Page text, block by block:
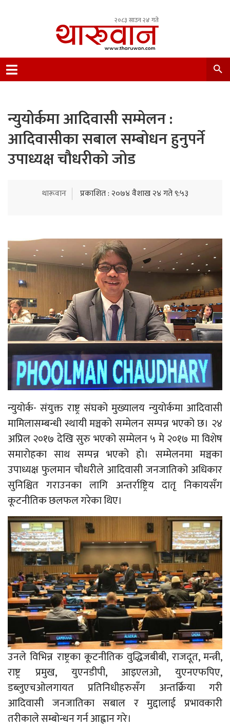
२०८३ साउन २४ गते
Nepal.
न्युयोर्कमा आदिवासी सम्मेलन :
आदिवासीका सबाल सम्बोधन हुनुपर्ने
उपाध्यक्ष चौधरीको जोड
थारूवान प्रकाशित : २०७४ वैशाख २४ गते ९:५३
न्युयोर्क- संयुक्त राष्ट्र संघको मुख्यालय न्युयोर्कमा आदिवासी
मामिलासम्बन्धी स्थायी मञ्चको सम्मेलन सम्पन्न भएको छ। २४
अप्रिल २०१७ देखि सुरु भएको सम्मेलन ५ मे २०१७ मा विशेष
समारोहका साथ सम्पन्न भएको हो। सम्मेलनमा मञ्चका
उपाध्यक्ष फुलमान चौधरीले आदिवासी जनजातिको अधिकार
सुनिश्चित गराउनका लागि अन्तर्राष्ट्रिय दातृ निकायसँग
कूटनीतिक छलफल गरेका थिए।
उनले विभिन्न राष्ट्रका कूटनीतिक वुद्धिजबीबी, राजदूत, मन्त्री,
राष्ट्र प्रमुख, युएनडीपी, आइएलओ, युएनएफपिए,
डब्लुएचओलगायत प्रतिनिधीहरुसँग अन्तर्क्रिया गरी
आदिवासी जनजातिका सबाल र मुद्दालाई प्रभावकारी
तरीकाले सम्बोन्धन गर्न आह्वान गरे।